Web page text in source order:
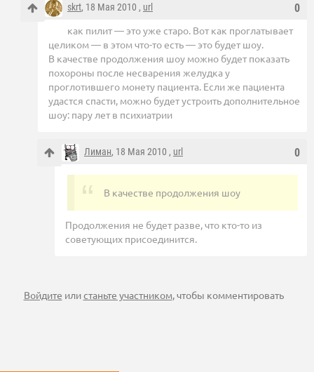
0
skrt, 18 Мая 2010 , url
как пилит — это уже старо. Вот как проглатывает
целиком — в этом что-то есть — это будет шоу.
В качестве продолжения шоу можно будет показать
похороны после несварения желудка у
проглотившего монету пациента. Если же пациента
удастся спасти, можно будет устроить дополнительное
шоу: пару лет в психиатрии
0
Лиман, 18 Мая 2010 , url
В качестве продолжения шоу
Продолжения не будет разве, что кто-то из
советующих присоединится.
Войдите илистаньте участником, чтобы комментировать